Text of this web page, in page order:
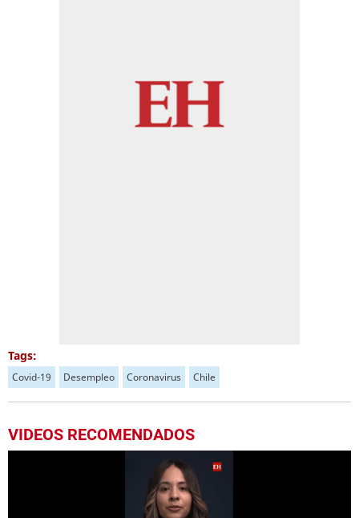
Tags:
Covid-19 Desempleo Coronavirus Chile
VIDEOS RECOMENDADOS